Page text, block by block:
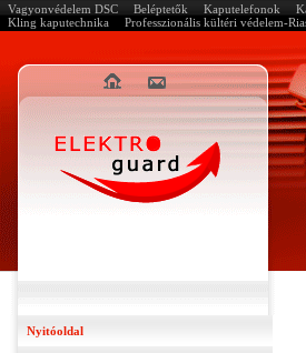
Vagyonvédelem DSC Beléptetők Kaputelefonok
Kling kaputechnika
Professzionális kültéri védelem-
Nyitóoldal